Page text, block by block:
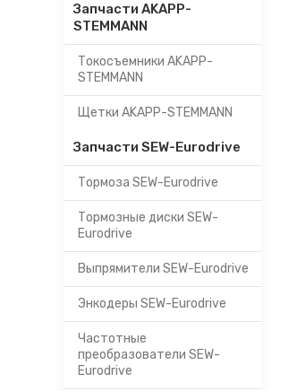
Запчасти AKAPP-
STEMMANN
Токосъемники AKAPP-
STEMMANN
Щетки AKAPP-STEMMANN
Запчасти SEW-Eurodrive
Тормоза SEW-Eurodrive
Тормозные диски SEW-
Eurodrive
Выпрямители SEW-Eurodrive
Энкодеры SEW-Eurodrive
Частотные
преобразователи SEW-
Eurodrive